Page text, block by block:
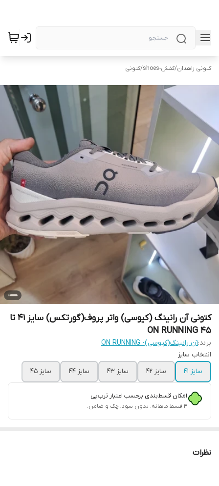
کتونی زاهدان/کفش-shoes /کتونی
کتونی آن رانینگ (کیوسی) واتر پروف(گورتکس) سایز 41 تا
45 ON RUNNING
برند:آن رانینگ(کیوسی)- ON RUNNING
انتخاب سایز
سایز 41
سایز 42 سایز 43 سایز 44 سایز 45
امکان قسط‌بندی برحسب اعتبار ترب‌پی
۴ قسط ماهانه. بدون سود، چک و ضامن.
نظرات